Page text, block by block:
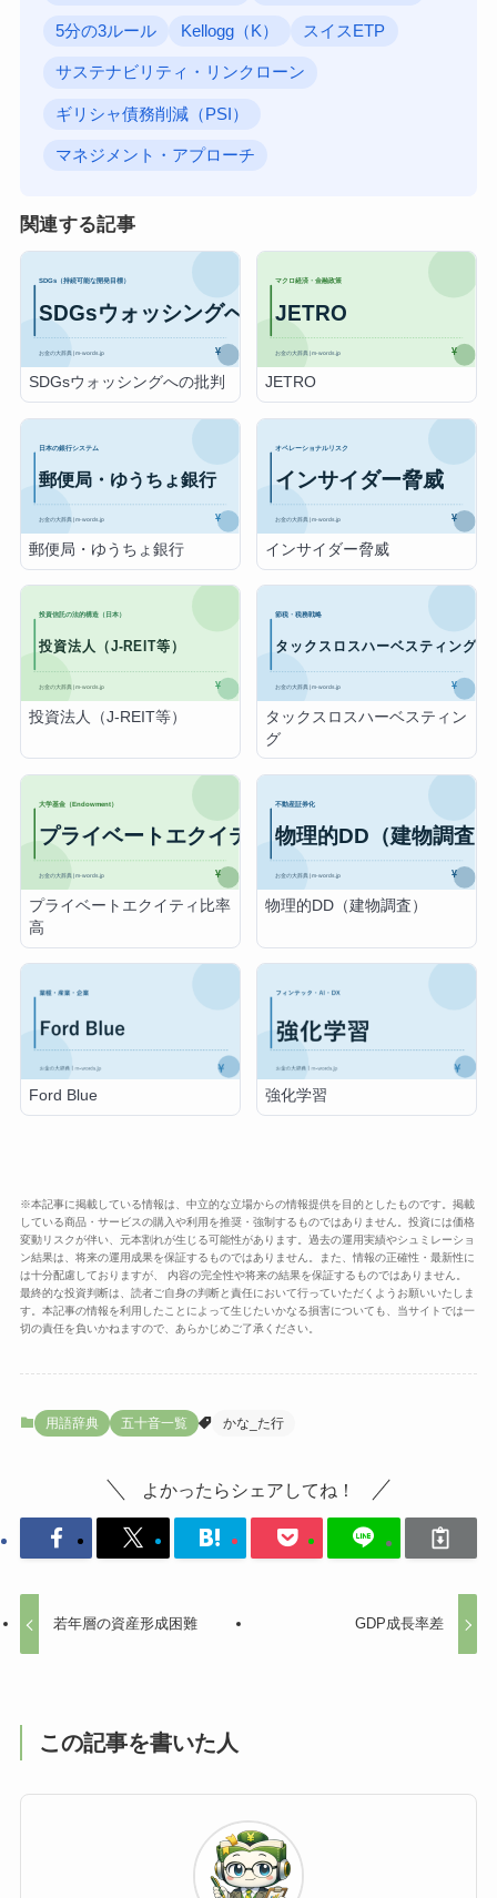
5分の3ルール Kellogg（K） スイスETP
サステナビリティ・リンクローン
ギリシャ債務削減（PSI）
マネジメント・アプローチ
関連する記事
SDGsウォッシングへの批判 JETRO
郵便局・ゆうちょ銀行 インサイダー脅威
投資法人（J-REIT等）
タックスロスハーベスティン
グ
プライベートエクイティ比率
高
物理的DD（建物調査）
Ford Blue 強化学習
※本記事に掲載している情報は、中立的な立場からの情報提供を目的としたものです。掲載
している商品・サービスの購入や利用を推奨・強制するものではありません。投資には価格
変動リスクが伴い、元本割れが生じる可能性があります。過去の運用実績やシュミレーショ
ン結果は、将来の運用成果を保証するものではありません。また、情報の正確性・最新性に
は十分配慮しておりますが、 内容の完全性や将来の結果を保証するものではありません。
最終的な投資判断は、読者ご自身の判断と責任において行っていただくようお願いいたしま
す。本記事の情報を利用したことによって生じたいかなる損害についても、当サイトでは一
切の責任を負いかねますので、あらかじめご了承ください。
用語辞典 五十音一覧 かな_た行
よかったらシェアしてね！
若年層の資産形成困難 GDP成長率差
この記事を書いた人